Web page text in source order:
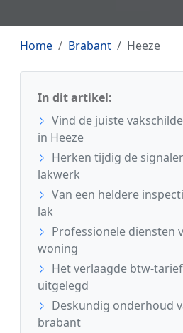
Home Brabant Heeze
In dit artikel:
Vind de juiste
in Heeze
Herken tijdig de
lakwerk
Van een heldere
lak
Professionele diensten
woning
Het verlaagde btw-
uitgelegd
Deskundig onderhoud
brabant